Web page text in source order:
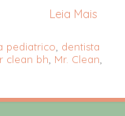
Leia Mais
pediatrico, dentista
clean bh, Mr. Clean,